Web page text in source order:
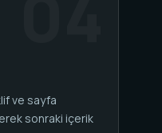
ve sayfa
sonraki içerik